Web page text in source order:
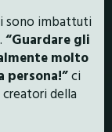
sono imbattuti
“Guardare gli
molto
persona!”ci
della